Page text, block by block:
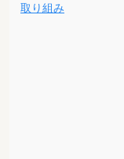
取り組み